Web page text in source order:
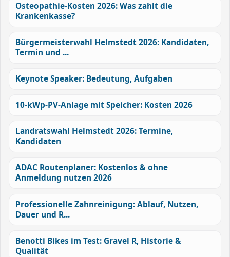
Osteopathie-Kosten 2026: Was zahlt die
Krankenkasse?
Bürgermeisterwahl Helmstedt 2026: Kandidaten,
Termin und ...
Keynote Speaker: Bedeutung, Aufgaben
10-kWp-PV-Anlage mit Speicher: Kosten 2026
Landratswahl Helmstedt 2026: Termine,
Kandidaten
ADAC Routenplaner: Kostenlos & ohne
Anmeldung nutzen 2026
Professionelle Zahnreinigung: Ablauf, Nutzen,
Dauer und R...
Benotti Bikes im Test: Gravel R, Historie &
Qualität